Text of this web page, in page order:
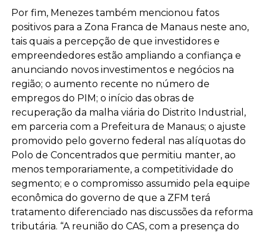
Por fim, Menezes também mencionou fatos
positivos para a Zona Franca de Manaus neste ano,
tais quais a percepção de que investidores e
empreendedores estão ampliando a confiança e
anunciando novos investimentos e negócios na
região; o aumento recente no número de
empregos do PIM; o início das obras de
recuperação da malha viária do Distrito Industrial,
em parceria com a Prefeitura de Manaus; o ajuste
promovido pelo governo federal nas alíquotas do
Polo de Concentrados que permitiu manter, ao
menos temporariamente, a competitividade do
segmento; e o compromisso assumido pela equipe
econômica do governo de que a ZFM terá
tratamento diferenciado nas discussões da reforma
tributária. “A reunião do CAS, com a presença do